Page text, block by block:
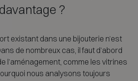
?
existant dans une bijouterie n’est
de nombreux cas, il faut d’abord
l’aménagement, comme les vitrines
nous analysons toujours